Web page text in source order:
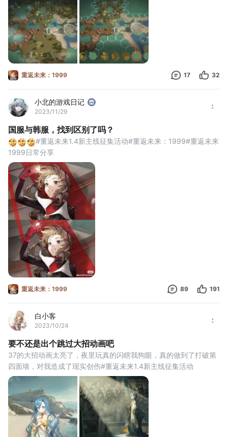
重返未来：1999 17 32
小北的游戏日记
2023/11/29
国服与韩服，找到区别了吗？
#重返未来1.4新主线征集活动#重返未来：1999#重返未来
1999日常分享
重返未来：1999 89 191
白小客
2023/10/24
要不还是出个跳过大招动画吧
37的大招动画太亮了，夜里玩真的闪瞎我狗眼，真的做到了打破第
四面墙，对我造成了现实创伤#重返未来1.4新主线征集活动